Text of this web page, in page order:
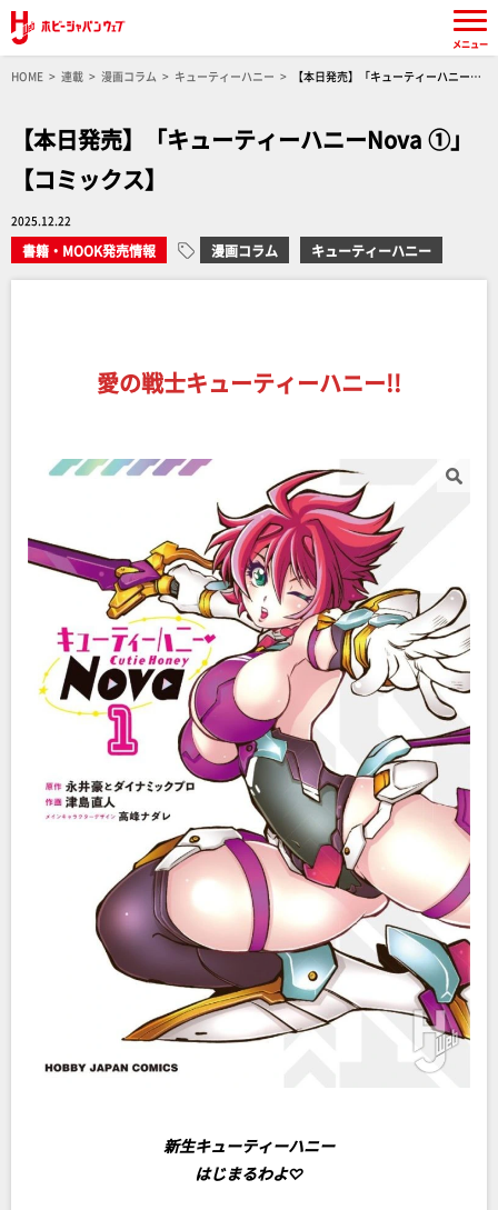
HOME 連載 漫画コラム キューティーハニー
【本日発売】「キューティーハニー
【本日発売】「キューティーハニーNova ①」
【コミックス】
2025.12.22
書籍・MOOK発売情報 漫画コラム キューティーハニー
愛の戦士キューティーハニー!!
新生キューティーハニー
はじまるわよ♡
メニュー